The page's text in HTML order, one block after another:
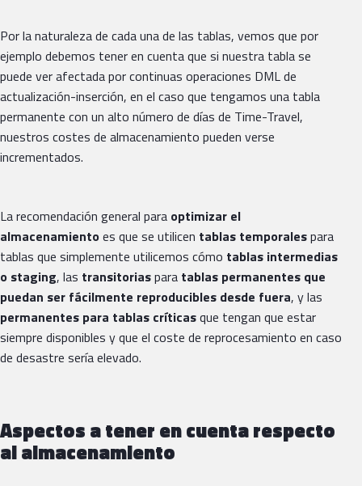
Por la naturaleza de cada una de las tablas, vemos que por
ejemplo debemos tener en cuenta que si nuestra tabla se
puede ver afectada por continuas operaciones DML de
actualización-inserción, en el caso que tengamos una tabla
permanente con un alto número de días de Time-Travel,
nuestros costes de almacenamiento pueden verse
incrementados.
La recomendación general para optimizar el
almacenamientoes que se utilicen tablas temporalespara
tablas que simplemente utilicemos cómo tablas intermedias
o staging, las transitoriaspara tablas permanentes que
puedan ser fácilmente reproducibles desde fuera, y las
permanentes para tablas críticasque tengan que estar
siempre disponibles y que el coste de reprocesamiento en caso
de desastre sería elevado.
Aspectos a tener en cuenta respecto
al almacenamiento